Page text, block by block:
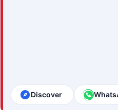
Discover